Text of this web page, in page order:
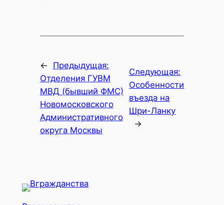
←
Предыдущая:
Отделения ГУВМ
МВД (бывший ФМС)
Новомосковского
Административного
округа Москвы
Следующая:
Особенности
въезда на
Шри-Ланку
→